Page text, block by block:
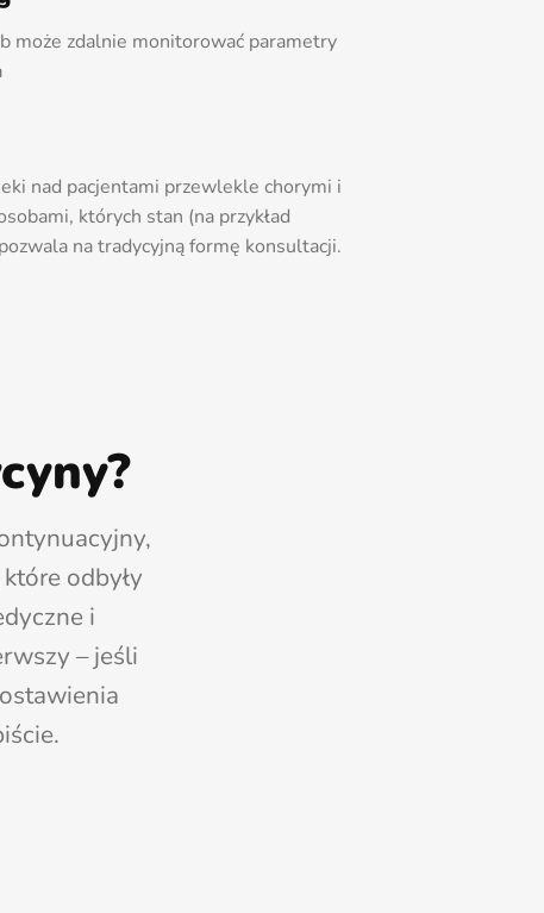
może zdalnie monitorować parametry
nad pacjentami przewlekle chorymi i
których stan (na przykład
na tradycyjną formę konsultacji.
odbyły
i
– jeśli